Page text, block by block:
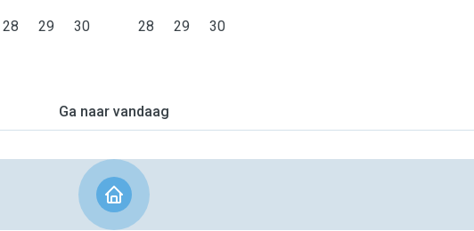
28 29 30 28 29 30
Ga naar vandaag